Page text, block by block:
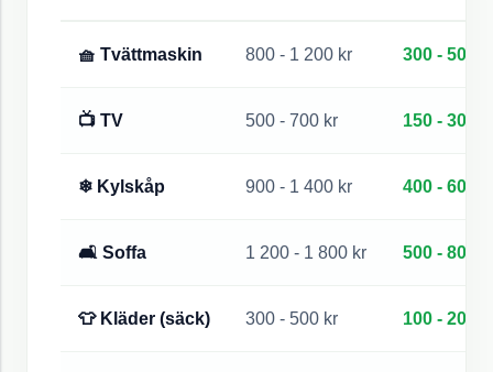
🧺 Tvättmaskin 800 - 1 200 kr 300 - 500
📺 TV 500 - 700 kr 150 - 300
❄ Kylskåp 900 - 1 400 kr 400 - 600
🛋 Soffa 1 200 - 1 800 kr 500 - 800
👕 Kläder (säck) 300 - 500 kr 100 - 200